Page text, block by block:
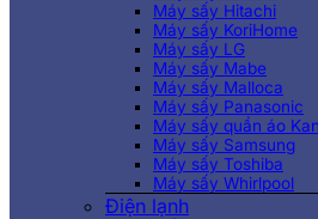
Máy sấy Hitachi
Máy sấy KoriHome
Máy sấy LG
Máy sấy Mabe
Máy sấy Malloca
Máy sấy Panasonic
Máy sấy quần áo
Máy sấy Samsung
Máy sấy Toshiba
Máy sấy Whirlpool
Điện lạnh